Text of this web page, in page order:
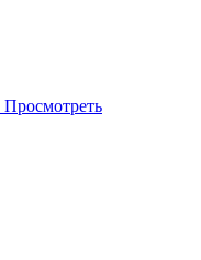
Просмотреть